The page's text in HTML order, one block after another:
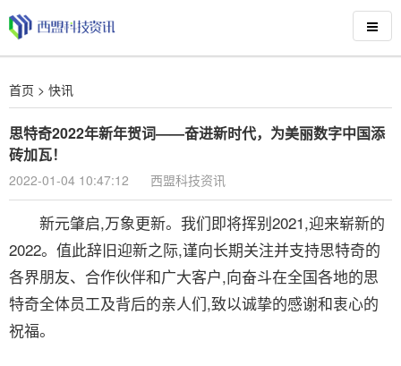
首页 > 快讯
思特奇2022年新年贺词——奋进新时代，为美丽数字中国添
砖加瓦！
2022-01-04 10:47:12 西盟科技资讯
新元肇启,万象更新。我们即将挥别2021,迎来崭新的
2022。值此辞旧迎新之际,谨向长期关注并支持思特奇的
各界朋友、合作伙伴和广大客户,向奋斗在全国各地的思
特奇全体员工及背后的亲人们,致以诚挚的感谢和衷心的
祝福。